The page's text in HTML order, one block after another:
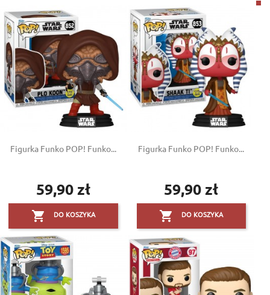
Figurka Funko POP! Funko...
Cena
59,90 zł
 DO KOSZYKA
Figurka Funko POP! Funko...
Cena
59,90 zł
 DO KOSZYKA